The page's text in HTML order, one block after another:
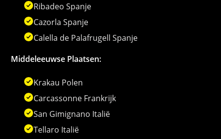
Ribadeo Spanje
Cazorla Spanje
Calella de Palafrugell Spanje
Middeleeuwse Plaatsen:
Krakau Polen
Carcassonne Frankrijk
San Gimignano Italië
Tellaro Italië